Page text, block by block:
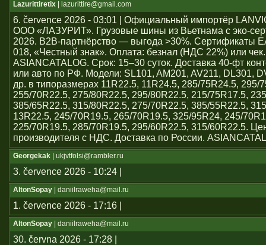
Lazurittiretix | lazurittire@gmail.com
6. července 2026 - 03:01 | Официальный импортёр
ООО «ЛАЗУРИТ». Грузовые шины из Вьетнама с эко-
2026. B2B-партнёрство — выгода >30%. Сертификаты
018, «Честный знак». Оплата: безнал (НДС 22%) или
ASIANCATALOG. Срок: 15–30 суток. Доставка 40-фт
или авто по РФ. Модели: SL101, AM201, AV211, DL301,
др. в типоразмерах 11R22.5, 11R24.5, 285/75R24.5, 295/
255/70R22.5, 275/80R22.5, 295/80R22.5, 215/75R17.5,
385/65R22.5, 315/80R22.5, 275/70R22.5, 385/55R22.5,
13R22.5, 245/70R19.5, 265/70R19.5, 325/95R24, 245/
225/70R19.5, 285/70R19.5, 295/60R22.5, 315/60R22.5.
производителя с НДС. Доставка по России.
Georgekak | ukjvtfolsi@rambler.ru
3. července 2026 - 10:24 |
AltonSopay | daniilraweha@mail.ru
1. července 2026 - 17:16 |
AltonSopay | daniilraweha@mail.ru
30. června 2026 - 17:28 |